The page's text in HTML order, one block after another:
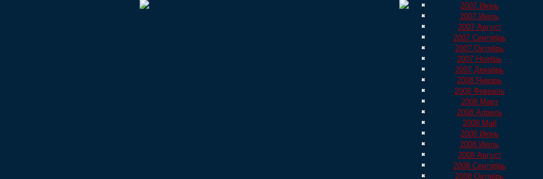
2007 Июнь
2007 Июль
2007 Август
2007 Сентябрь
2007 Октябрь
2007 Ноябрь
2007 Декабрь
2008 Январь
2008 Февраль
2008 Март
2008 Апрель
2008 Май
2008 Июнь
2008 Июль
2008 Август
2008 Сентябрь
2008 Октябрь